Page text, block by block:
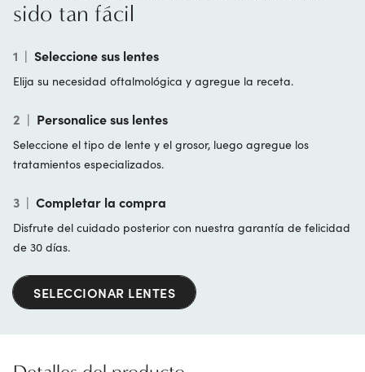
sido tan fácil
1 | Seleccione sus lentes
Elija su necesidad oftalmológica y agregue la receta.
2 | Personalice sus lentes
Seleccione el tipo de lente y el grosor, luego agregue los
tratamientos especializados.
3 | Completar la compra
Disfrute del cuidado posterior con nuestra garantía de felicidad
de 30 días.
SELECCIONAR LENTES